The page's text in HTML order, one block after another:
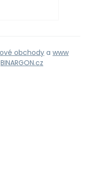
obchodya www
BINARGON.cz